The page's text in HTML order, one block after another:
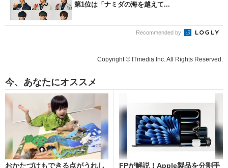
第1位は「ナミダの海を越えて...
Recommended by
Copyright © ITmedia Inc. All Rights Reserved.
今、あなたにオススメ
おかたづけもできる点がうれし
FPが解説！Apple製品を分割手